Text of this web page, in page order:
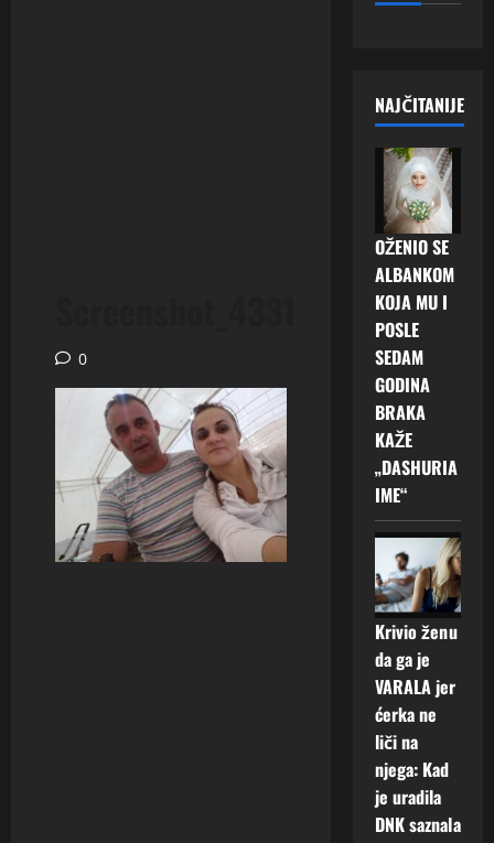
0
NAJČITANIJE
OŽENIO SE
ALBANKOM
KOJA MU I
POSLE
SEDAM
GODINA
BRAKA
KAŽE
„DASHURIA
IME“
Krivio ženu
da ga je
VARALA jer
ćerka ne
liči na
njega: Kad
je uradila
DNK saznala